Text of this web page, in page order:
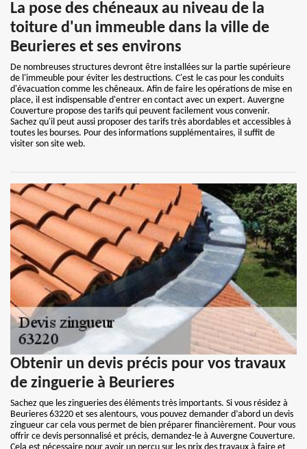
La pose des chéneaux au niveau de la
toiture d'un immeuble dans la ville de
Beurieres et ses environs
De nombreuses structures devront être installées sur la partie supérieure
de l'immeuble pour éviter les destructions. C'est le cas pour les conduits
d'évacuation comme les chêneaux. Afin de faire les opérations de mise en
place, il est indispensable d'entrer en contact avec un expert. Auvergne
Couverture propose des tarifs qui peuvent facilement vous convenir.
Sachez qu'il peut aussi proposer des tarifs très abordables et accessibles à
toutes les bourses. Pour des informations supplémentaires, il suffit de
visiter son site web.
Obtenir un devis précis pour vos travaux
de zinguerie à Beurieres
Sachez que les zingueries des éléments très importants. Si vous résidez à
Beurieres 63220 et ses alentours, vous pouvez demander d’abord un devis
zingueur car cela vous permet de bien préparer financièrement. Pour vous
offrir ce devis personnalisé et précis, demandez-le à Auvergne Couverture.